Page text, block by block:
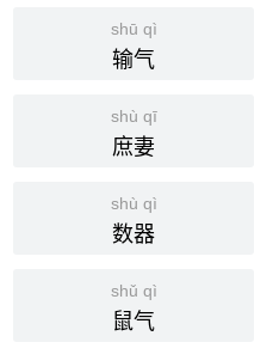
shū qì
输气
shù qī
庶妻
shù qì
数器
shǔ qì
鼠气